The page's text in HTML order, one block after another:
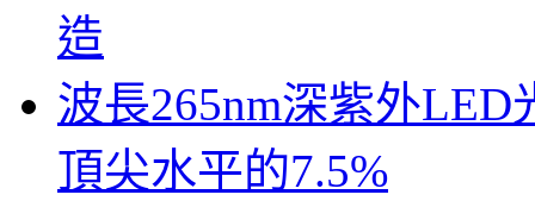
造
波長265nm深紫外
頂尖水平的7.5%